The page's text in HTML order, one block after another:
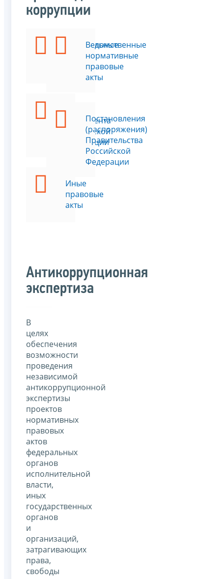
коррупции
Федеральные
законы
Указы
Президента
Российской
Федерации
Иные
правовые
акты
Ведомственные
нормативные
правовые
акты
Постановления
(распоряжения)
Правительства
Российской
Федерации
Антикоррупционная
экспертиза
В
целях
обеспечения
возможности
проведения
независимой
антикоррупционной
экспертизы
проектов
нормативных
правовых
актов
федеральных
органов
исполнительной
власти,
иных
государственных
органов
и
организаций,
затрагивающих
права,
свободы